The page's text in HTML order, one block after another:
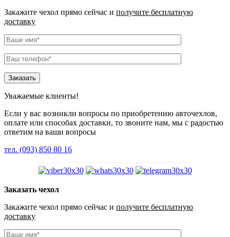
Закажите чехол прямо сейчас и получите бесплатную
доставку
Уважаемые клиенты!
Если у вас возникли вопросы по приобретению авточехлов,
оплате или способах доставки, то звоните нам, мы с радостью
ответим на ваши вопросы
тел. (093) 850 80 16
Заказать чехол
Закажите чехол прямо сейчас и получите бесплатную
доставку